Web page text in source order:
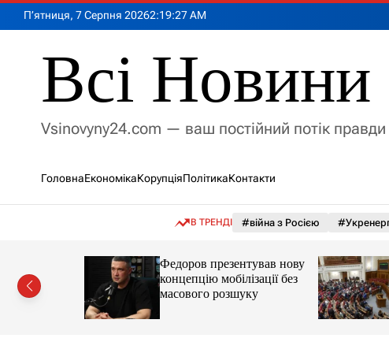
П’ятниця, 7 Серпня 20262:19:29AM
Всі Новини
Vsinovyny24.com — ваш постійний потік правди
ГоловнаЕкономікаКорупціяПолітикаКонтакти
В ТРЕНДІ #війна з Росією
Федоров презентував нову
концепцію мобілізації без
масового розшуку
не